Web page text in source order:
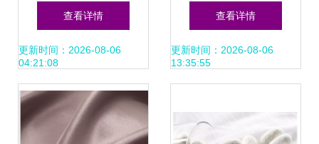
种尺寸 冬被 10斤
棉被 12斤 棉花被
220*240】价格,厂
家,图片,被子、蚕
查看详情
更新时间：2026-08-06
04:21:08
被 深圳三鸿羽绒制
品的品质保证与价
查看详情
更新时间：2026-08-06
13:35:55